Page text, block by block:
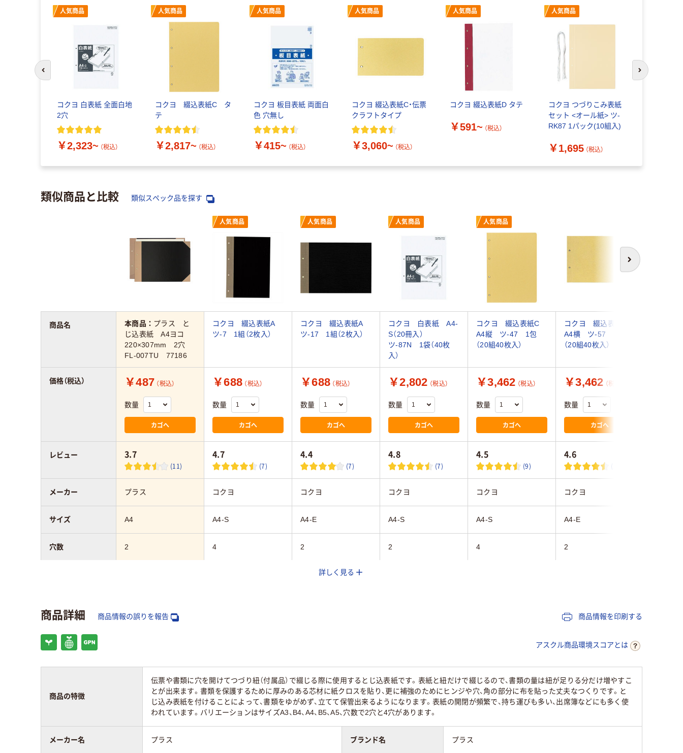
人気商品
コクヨ 白表紙 全面白地
2穴
￥2,323~ （税込）
人気商品
コクヨ 綴込表紙C タ
テ
￥2,817~ （税込）
人気商品
コクヨ 板目表紙 両面白
色 穴無し
￥415~ （税込）
人気商品
コクヨ 綴込表紙C・伝票
クラフトタイプ
￥3,060~ （税込）
人気商品
コクヨ 綴込表紙D タテ
￥591~ （税込）
人気商品
コクヨ つづりこみ表紙
セット <オール紙> ツ-
RK87 1パック(10組入)
￥1,695 （税込）
次のスライド
類似商品と比較 類似スペック品を探す
次へ
人気商品 人気商品 人気商品 人気商品
本商品： プラス と
じ込表紙 A4ヨコ
220×307mm 2穴
FL-007TU 77186
コクヨ 綴込表紙A
ツ-7 1組（2枚入）
コクヨ 綴込表紙A
ツ-17 1組（2枚入）
コクヨ 白表紙 A4-
S（20冊入）
ツ-87N 1袋（40枚
入）
コクヨ 綴込表紙C
A4縦 ツ-47 1包
（20組40枚入）
コクヨ 綴込表紙C
A4横 ツ-57 1包
（20組40枚入）
￥487 （税込）
数量
カゴへ
￥688 （税込）
数量
カゴへ
￥688 （税込）
数量
カゴへ
￥2,802 （税込）
数量
カゴへ
￥3,462 （税込）
数量
カゴへ
￥3,462 （税込）
数量
カゴへ
3.7
(11)
4.7
(7)
4.4
(7)
4.8
(7)
4.5
(9)
4.6
(10)
プラス コクヨ コクヨ コクヨ コクヨ コクヨ
A4 A4-S A4-E A4-S A4-S A4-E
2 4 2 2 4 2
商品名
価格（税込）
レビュー
メーカー
サイズ
穴数
スコア
詳しく見る
商品詳細 商品情報の誤りを報告 商品情報を印刷する
アスクル商品環境スコアとは
商品の特徴
伝票や書類に穴を開けてつづり紐（付属品）で綴じる際に使用するとじ込表紙です。表紙と紐だけで綴じるので、書類の量は紐が足りる分だけ増やすこ
とが出来ます。書類を保護するために厚みのある芯材に紙クロスを貼り、更に補強のためにヒンジや穴、角の部分に布を貼った丈夫なつくりです。と
じ込み表紙を付けることによって、書類をゆがめず、立てて保管出来るようになります。表紙の開閉が頻繁で、持ち運びも多い、出席簿などにも多く使
われています。バリエーションはサイズA3、B4、A4、B5、A5、穴数で2穴と4穴があります。
メーカー名 プラス ブランド名 プラス